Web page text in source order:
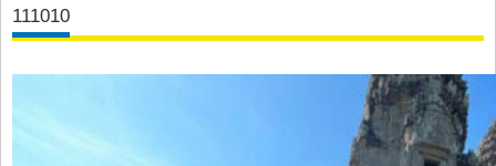
111010